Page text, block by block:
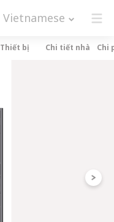
Vietnamese
Thiết bị Chi tiết nhà Chi